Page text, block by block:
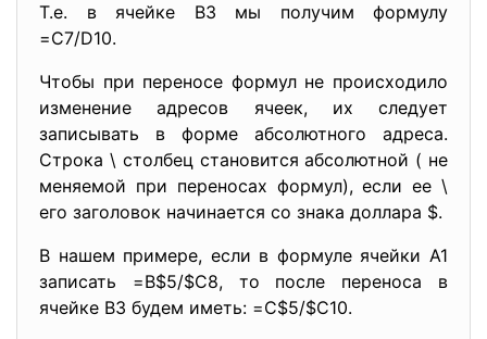
Т.е. в ячейке B3 мы получим формулу
=C7/D10.
Чтобы при переносе формул не происходило
изменение адресов ячеек, их следует
записывать в форме абсолютного адреса.
Строка \ столбец становится абсолютной ( не
меняемой при переносах формул), если ее \
его заголовок начинается со знака доллара $.
В нашем примере, если в формуле ячейки А1
записать =B$5/$C8, то после переноса в
ячейке B3 будем иметь: =C$5/$C10.